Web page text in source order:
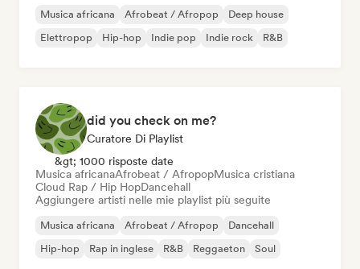
Musica africana Afrobeat / Afropop
Deep house
Elettropop
Hip-hop Indie pop Indie rock R&B
did you check on me?
Curatore Di Playlist
&gt; 1000 risposte date
Musica africanaAfrobeat / AfropopMusica cristiana
Cloud Rap / Hip HopDancehall
Aggiungere artisti nelle mie playlist più seguite
Musica africana Afrobeat / Afropop
Dancehall
Hip-hop
Rap in inglese R&B Reggaeton Soul